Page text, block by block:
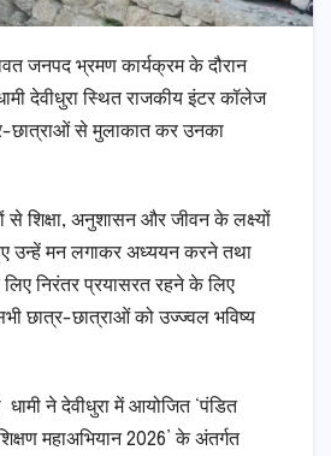
जनपद भ्रमण कार्यक्रम के दौरान
देवीधुरा स्थित राजकीय इंटर कॉलेज
छात्राओं से मुलाकात कर उनका
से शिक्षा, अनुशासन और जीवन के लक्ष्यों
उन्हें मन लगाकर अध्ययन करने तथा
निरंतर प्रयासरत रहने के लिए
छात्र-छात्राओं को उज्ज्वल भविष्य
ने देवीधुरा में आयोजित ‘पंडित
महाअभियान 2026’ के अंतर्गत